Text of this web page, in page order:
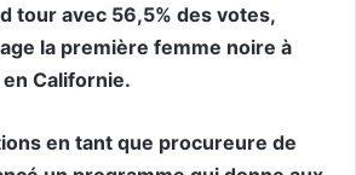
tour avec 56,5% des votes,
la première femme noire à
Californie.
en tant que procureure de